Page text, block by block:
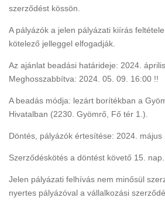
szerződést kössön.
A pályázók a jelen pályázati kiírás
kötelező jelleggel elfogadják.
Az ajánlat beadási határideje: 2024.
Meghosszabbítva: 2024. 05. 09. 16:00 !!
A beadás módja: lezárt borítékban a
Hivatalban (2230. Gyömrő, Fő tér 1.).
Döntés, pályázók értesítése: 2024. május
Szerződéskötés a döntést követő 15. nap.
Jelen pályázati felhívás nem minősül
nyertes pályázóval a vállalkozási